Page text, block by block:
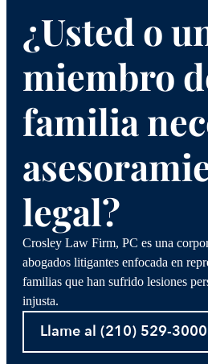
¿Usted o
miembro
familia
legal?
Crosley Law Firm, PC es una
abogados litigantes enfocada en
familias que han sufrido lesiones
injusta.
Llame al (210) 529-3000